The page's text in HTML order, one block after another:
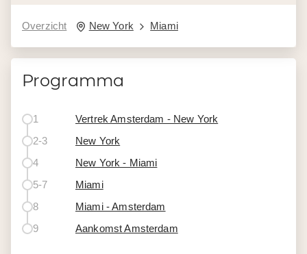
Overzicht New York Miami
Programma
1
Vertrek Amsterdam - New York
2-3
New York
4
New York - Miami
5-7
Miami
8
Miami - Amsterdam
9
Aankomst Amsterdam